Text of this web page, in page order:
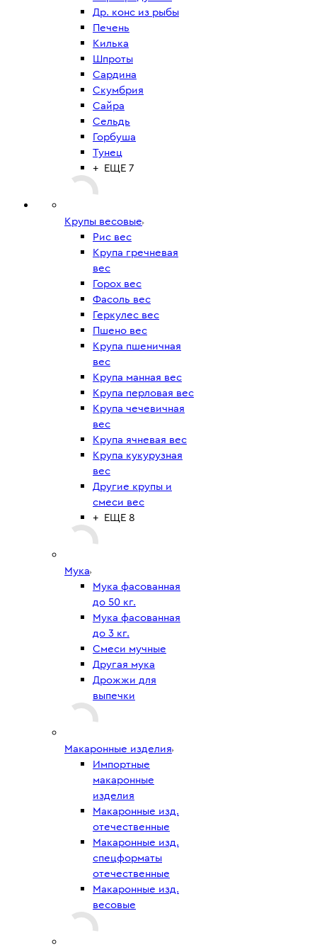
Др. конс из рыбы
Печень
Килька
Шпроты
Сардина
Скумбрия
Сайра
Сельдь
Горбуша
Тунец
+ ЕЩЕ 7
Крупы весовые
Рис вес
Крупа гречневая
вес
Горох вес
Фасоль вес
Геркулес вес
Пшено вес
Крупа пшеничная
вес
Крупа манная вес
Крупа перловая вес
Крупа чечевичная
вес
Крупа ячневая вес
Крупа кукурузная
вес
Другие крупы и
смеси вес
+ ЕЩЕ 8
Мука
Мука фасованная
до 50 кг.
Мука фасованная
до 3 кг.
Смеси мучные
Другая мука
Дрожжи для
выпечки
Макаронные изделия
Импортные
макаронные
изделия
Макаронные изд.
отечественные
Макаронные изд.
спецформаты
отечественные
Макаронные изд.
весовые